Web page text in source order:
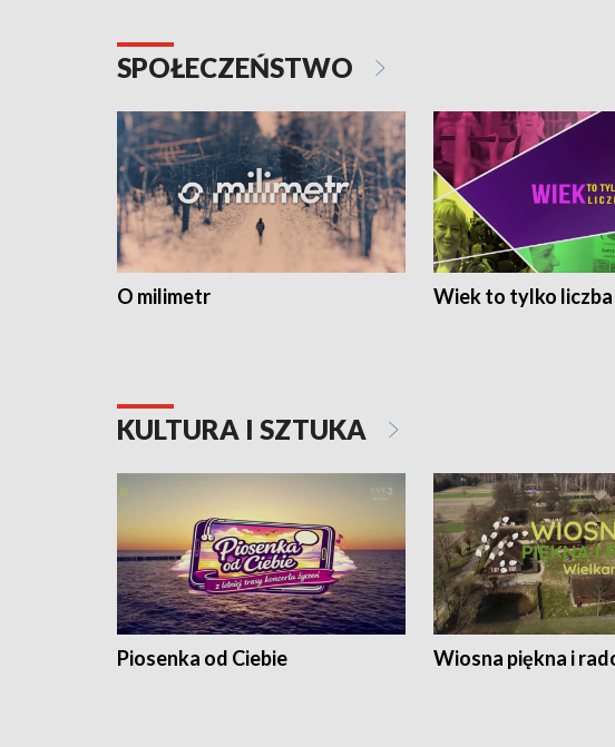
SPOŁECZEŃSTWO
O milimetr Wiek to tylko liczba
KULTURA I SZTUKA
Piosenka od Ciebie Wiosna piękna i